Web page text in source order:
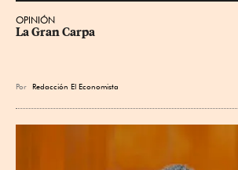
OPINIÓN
La Gran Carpa
Por Redacción El Economista